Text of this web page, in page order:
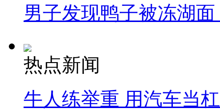
男子发现鸭子被冻湖
热点新闻
牛人练举重 用汽车当